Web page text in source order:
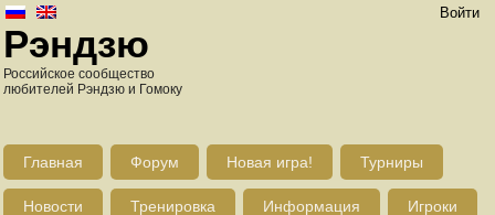
Войти
Рэндзю
Российское сообщество
любителей Рэндзю и Гомоку
Главная Форум Новая игра! Турниры
Новости Тренировка Информация Игроки